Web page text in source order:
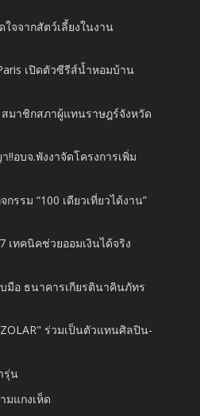
จจากสัตว์เลี้ยงในงาน
เปิดตัวซีรีส์น้ำหอมบ้าน
มาชิกสภาผู้แทนราษฎร์จังหวัด
อบจ.พังงาจัดโครงการเพิ่ม
รรม “100 เดียวเที่ยวได้งาน”
ทคนิคช่วยออมเงินได้จริง
มือ ธนาคารเกียรตินาคินภัทร
ร่วมเป็นตัวแทนศิลปิน-
รุ่น
มแกงเห็ด